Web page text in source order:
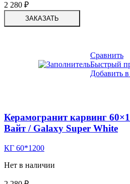
2 280 ₽
ЗАКАЗАТЬ
Сравнить
Быстрый
Добавить
Керамогранит карвинг
Вайт / Galaxy Super White
КГ 60*1200
Нет в наличии